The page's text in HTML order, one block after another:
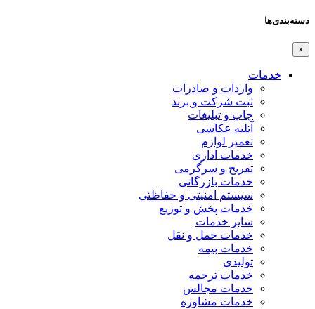
دسته‌بندی‌ها
×
خدمات
واردات و صادرات
ثبت شرکت و برند
چاپ و تبلیغات
آتلیه عکاسی
تعمیر لوازم
خدمات اداری
تفریح و سرگرمی
خدمات بازرگانی
سیستم امنیتی و حفاظتی
خدمات پخش و توزیع
سایر خدمات
خدمات حمل و نقل
خدمات بیمه
تولیدی
خدمات ترجمه
خدمات مجالس
خدمات مشاوره